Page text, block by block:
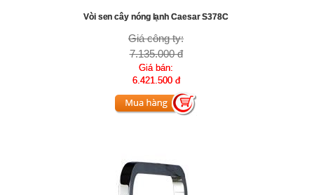
Vòi sen cây nóng lạnh Caesar S378C
Giá công ty:
7.135.000 đ
Giá bán:
6.421.500 đ